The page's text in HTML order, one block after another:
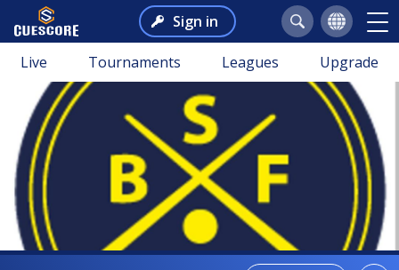
Sign in
Live Tournaments Leagues Upgrade